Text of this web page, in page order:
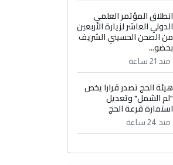
انطلاق المؤتمر العلمي
الدولي العاشر لزيارة الأربعين
من الصحن الحسيني الشريف
بحضو...
منذ 21 ساعة
هيئة الحج تصدر قرارا يخص
"لم الشمل" وتعديل
استمارة قرعة الحج
منذ 24 ساعة